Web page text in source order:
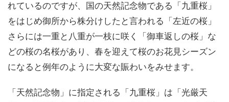
れているのですが、国の天然記念物である「九重桜」
をはじめ御所から株分けしたと言われる「左近の桜」
さらには一重と八重が一枝に咲く「御車返しの桜」な
どの桜の名桜があり、春を迎えて桜のお花見シーズン
になると例年のように大変な賑わいをみせます。
「天然記念物」に指定される「九重桜」は「光厳天